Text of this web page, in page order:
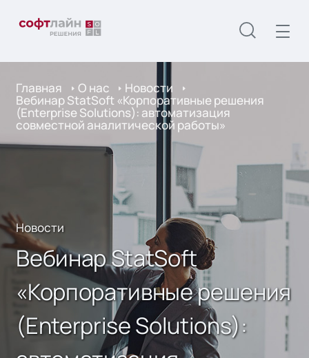
Главная О нас Новости
Вебинар StatSoft «Корпоративные решения
(Enterprise Solutions): автоматизация
совместной аналитической работы»
Новости
Вебинар StatSoft
«Корпоративные решения
(Enterprise Solutions):